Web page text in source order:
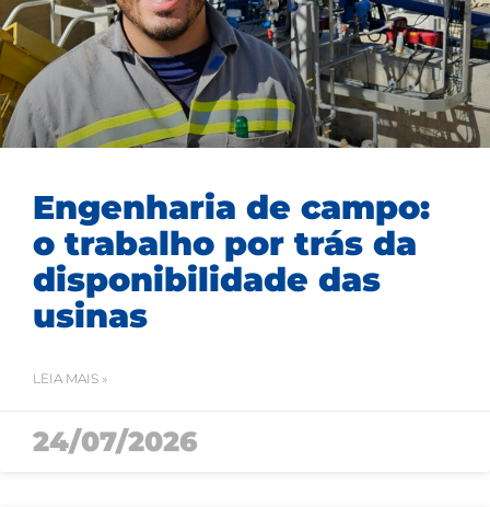
Engenharia de campo:
o trabalho por trás da
disponibilidade das
usinas
LEIA MAIS »
24/07/2026